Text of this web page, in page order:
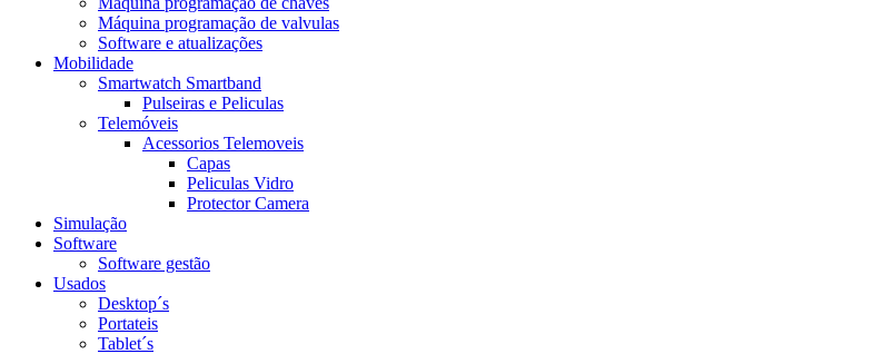
Máquina programação de valvulas
Software e atualizações
Mobilidade
Smartwatch Smartband
Pulseiras e Peliculas
Telemóveis
Acessorios Telemoveis
Capas
Peliculas Vidro
Protector Camera
Simulação
Software
Software gestão
Usados
Desktop´s
Portateis
Tablet´s